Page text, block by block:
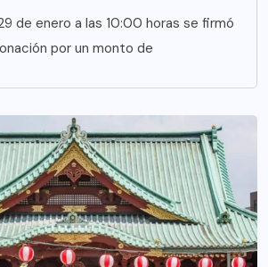
de enero a las 10:00 horas se firmó
por un monto de